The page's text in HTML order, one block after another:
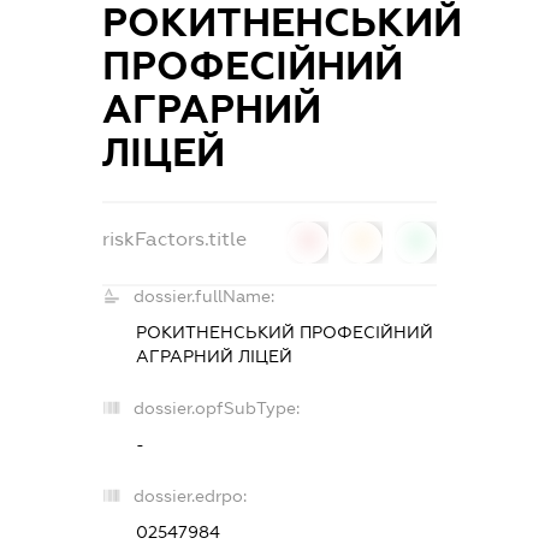
РОКИТНЕНСЬКИЙ
ПРОФЕСІЙНИЙ
АГРАРНИЙ
ЛІЦЕЙ
riskFactors.title
dossier.fullName:
РОКИТНЕНСЬКИЙ ПРОФЕСІЙНИЙ
АГРАРНИЙ ЛІЦЕЙ
dossier.opfSubType:
-
dossier.edrpo:
02547984